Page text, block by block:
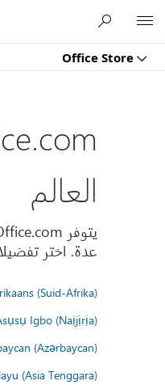
Office Store
العالم
عدة. اختر
(Suid-Afrika)
Igbo (Naịjịrịa)
(Azərbaycan)
(Asia Tenggara)